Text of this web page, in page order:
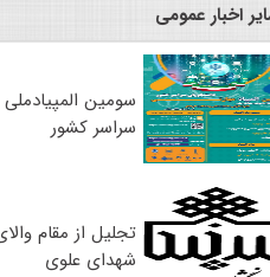
اخبار عمومی
سومین
سراسر کشور
تجلیل از مقام
شهدای علوی